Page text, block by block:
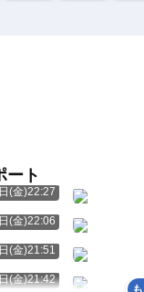
ート
(金)22:27
(金)22:06
(金)21:51
(金)21:42